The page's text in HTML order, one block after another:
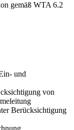
gemäß WTA 6.2
und
von
Berücksichtigung